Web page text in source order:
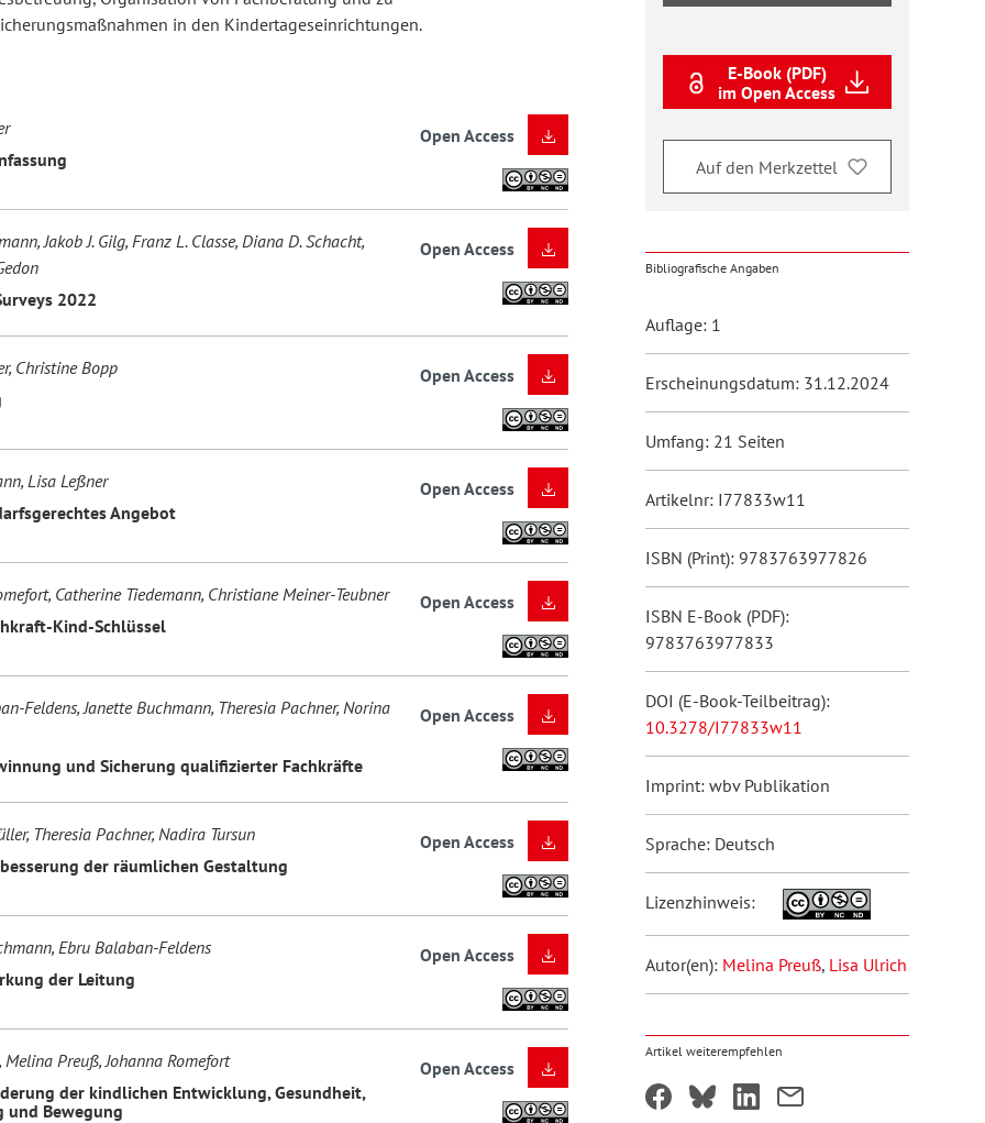
in den Kindertageseinrichtungen.
Open Access
Jakob J. Gilg, Franz L. Classe, Diana D. Schacht,
2022
Open Access
Christine Bopp
Open Access
Lisa Leßner
Angebot
Open Access
Catherine Tiedemann, Christiane Meiner-Teubner
Kind-Schlüssel
Open Access
Feldens, Janette Buchmann, Theresia Pachner, Norina
und Sicherung qualifizierter Fachkräfte
Open Access
Theresia Pachner, Nadira Tursun
der räumlichen Gestaltung
Open Access
Ebru Balaban-Feldens
der Leitung
Open Access
Preuß, Johanna Romefort
der kindlichen Entwicklung, Gesundheit,
und Bewegung
Open Access
E-Book (PDF)
im Open Access
Auf den Merkzettel
Bibliografische Angaben
Auflage: 1
Erscheinungsdatum: 31.12.2024
Umfang: 21 Seiten
Artikelnr: I77833w11
ISBN (Print): 9783763977826
ISBN E-Book (PDF):
9783763977833
DOI (E-Book-Teilbeitrag):
10.3278/I77833w11
Imprint: wbv Publikation
Sprache: Deutsch
Lizenzhinweis:
Autor(en): Melina Preuß, Lisa Ulrich
Artikel weiterempfehlen